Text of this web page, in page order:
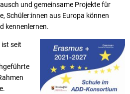
Örtlicher Personalrat am RWG
Schulpastoral
Seewoog
und gemeinsame Projekte für
Schüler:innen aus Europa können
kennenlernen.
ist seit